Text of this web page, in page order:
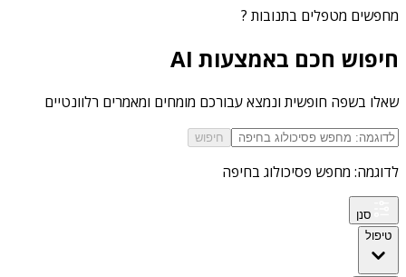
מחפשים מטפלים בתנובות ?
חיפוש חכם באמצעות AI
שאלו בשפה חופשית ונמצא עבורכם מומחים ומאמרים רלוונטיים
חיפוש
לדוגמה: מחפש פסיכולוג בחיפה
סנן
טיפול